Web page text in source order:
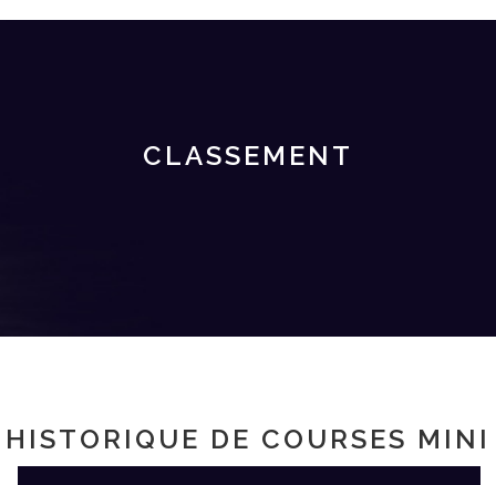
CLASSEMENT
HISTORIQUE DE COURSES MINI